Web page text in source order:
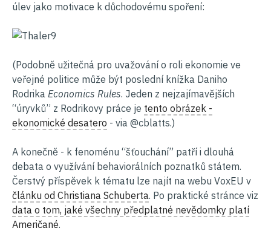
úlev jako motivace k důchodovému spoření:
(Podobně užitečná pro uvažování o roli ekonomie ve
veřejné politice může být poslední knížka Daniho
Rodrika Economics Rules. Jeden z nejzajímavějších
“úryvků” z Rodrikovy práce je tento obrázek -
ekonomické desatero - via @cblatts.)
A konečně - k fenoménu “šťouchání” patří i dlouhá
debata o využívání behaviorálních poznatků státem.
Čerstvý příspěvek k tématu lze najít na webu VoxEU v
článku od Christiana Schuberta. Po praktické stránce viz
data o tom, jaké všechny předplatné nevědomky platí
Američané.